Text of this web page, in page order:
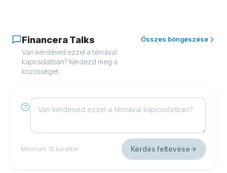
Financera Talks
Van kérdésed ezzel a témával
kapcsolatban? Kérdezd meg a
közösséget.
Összes böngészése
Minimum 10 karakter Kérdés feltevése